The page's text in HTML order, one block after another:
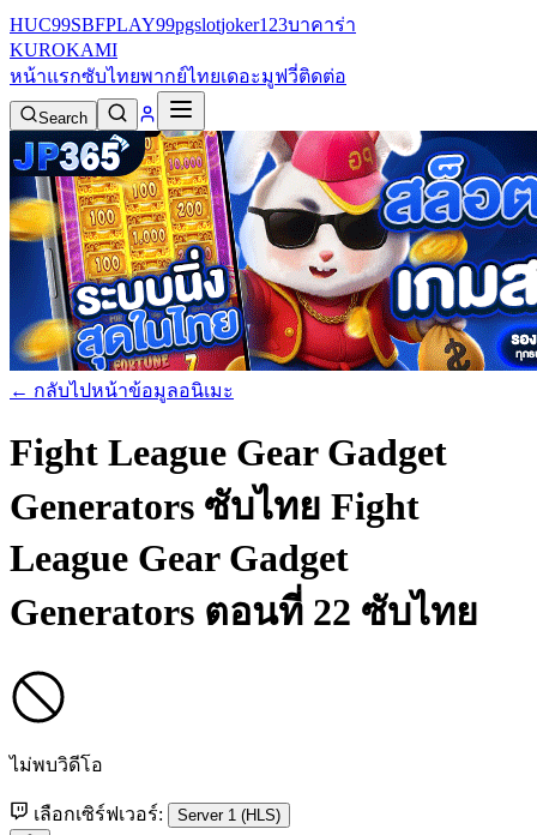
HUC99SBFPLAY99pgslotjoker123บาคาร่า
KUROKAMI
หน้าแรกซับไทยพากย์ไทยเดอะมูฟวี่ติดต่อ
Search
← กลับไปหน้าข้อมูลอนิเมะ
Fight League Gear Gadget
Generators ซับไทย Fight
League Gear Gadget
Generators ตอนที่ 22 ซับไทย
ไม่พบวิดีโอ
เลือกเซิร์ฟเวอร์: Server 1 (HLS)